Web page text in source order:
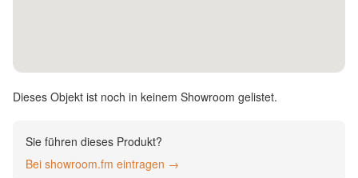
English
Deutsch
Dieses Objekt ist noch in keinem Showroom gelistet.
Sie führen dieses Produkt?
Bei showroom.fm eintragen →